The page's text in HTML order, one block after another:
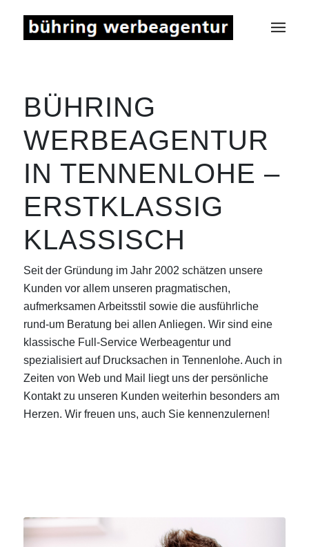
BÜHRING
WERBEAGENTUR
IN TENNENLOHE –
ERSTKLASSIG
KLASSISCH
Seit der Gründung im Jahr 2002 schätzen unsere
Kunden vor allem unseren pragmatischen,
aufmerksamen Arbeitsstil sowie die ausführliche
rund-um Beratung bei allen Anliegen. Wir sind eine
klassische Full-Service Werbeagentur und
spezialisiert auf Drucksachen in Tennenlohe. Auch in
Zeiten von Web und Mail liegt uns der persönliche
Kontakt zu unseren Kunden weiterhin besonders am
Herzen. Wir freuen uns, auch Sie kennenzulernen!